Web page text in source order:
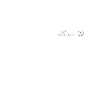
دیدگاه